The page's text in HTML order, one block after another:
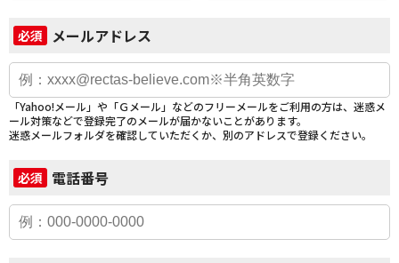
必須 メールアドレス
「Yahoo!メール」や「Ｇメール」などのフリーメールをご利用の方は、迷惑メ
ール対策などで登録完了のメールが届かないことがあります。
迷惑メールフォルダを確認していただくか、別のアドレスで登録ください。
必須 電話番号